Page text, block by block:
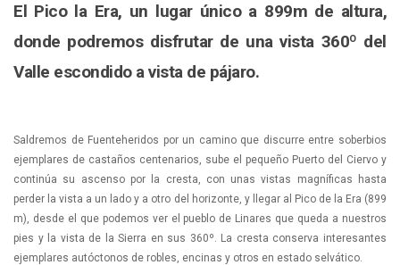
El Pico la Era, un lugar único a 899m de altura,
donde podremos disfrutar de una vista 360º del
Valle escondido a vista de pájaro.
Saldremos de Fuenteheridos por un camino que discurre entre soberbios
ejemplares de castaños centenarios, sube el pequeño Puerto del Ciervo y
continúa su ascenso por la cresta, con unas vistas magníficas hasta
perder la vista a un lado y a otro del horizonte, y llegar al Pico de la Era (899
m), desde el que podemos ver el pueblo de Linares que queda a nuestros
pies y la vista de la Sierra en sus 360º. La cresta conserva interesantes
ejemplares autóctonos de robles, encinas y otros en estado selvático.